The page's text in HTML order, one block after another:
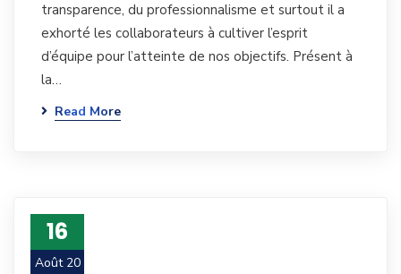
transparence, du professionnalisme et surtout il a
exhorté les collaborateurs à cultiver l’esprit
d’équipe pour l’atteinte de nos objectifs. Présent à
la…
Read More
16
Août 20